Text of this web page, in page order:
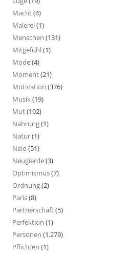
Macht(4)
Malerei(1)
Menschen (131)
Mitgefühl(1)
Mode(4)
Moment(21)
Motivation (376)
Musik(19)
Mut(102)
Nahrung(1)
Natur(1)
Neid (51)
Neugierde(3)
Optimismus(7)
Ordnung(2)
Paris(8)
Partnerschaft(5)
Perfektion (1)
Personen (1.279)
Pflichten (1)